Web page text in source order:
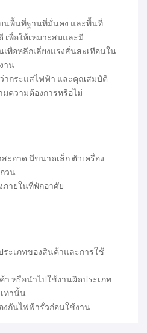
นพื้นที่ฐานที่มั่นคง และพื้นที่
เพื่อให้เหมาะสมและมี
พื่อหลีกเลี่ยงแรงสั่นสะเทือนใน
าน
ากระแสไฟฟ้า และคุณสมบัติ
ความต้องการหรือไม่
ะอาด มีขนาดเล็ก ตัวเครื่อง
วน
ภายในที่พักอาศัย
ระเภทของสินค้าและการใช้
หรือนำไปใช้งานผิดประเภท
ท่านั้น
งกันไฟฟ้ารั่วก่อนใช้งาน